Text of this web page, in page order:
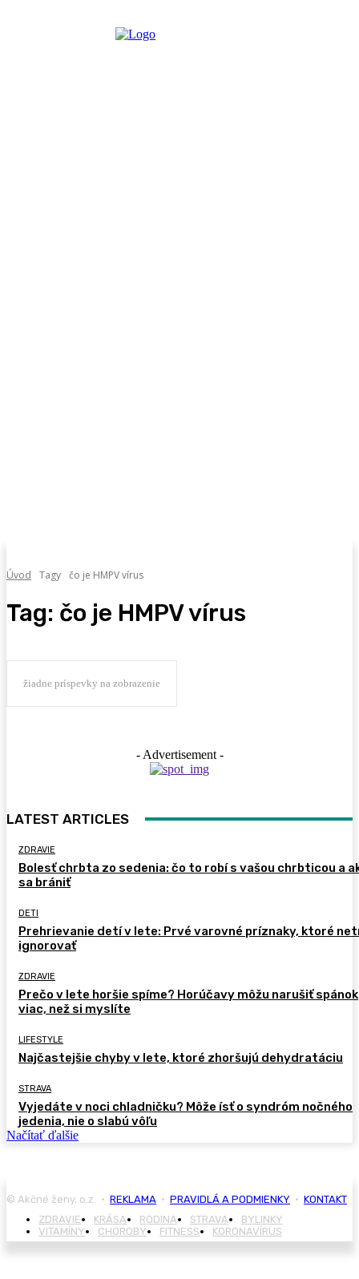
Úvod Tagy čo je HMPV vírus
Tag: čo je HMPV vírus
žiadne príspevky na zobrazenie
- Advertisement -
LATEST ARTICLES
ZDRAVIE
Bolesť chrbta zo sedenia: čo to robí s vašou chrbticou a
sa brániť
DETI
Prehrievanie detí v lete: Prvé varovné príznaky, ktoré
ignorovať
ZDRAVIE
Prečo v lete horšie spíme? Horúčavy môžu narušiť spánok
viac, než si myslíte
LIFESTYLE
Najčastejšie chyby v lete, ktoré zhoršujú dehydratáciu
STRAVA
Vyjedáte v noci chladničku? Môže ísť o syndróm nočného
jedenia, nie o slabú vôľu
Načítať ďalšie
© Akčné ženy, o.z. • REKLAMA • PRAVIDLÁ A PODMIENKY • KONTAKT
ZDRAVIE
KRÁSA RODINA STRAVA
BYLINKY
VITAMÍNY
CHOROBY FITNESS KORONAVÍRUS